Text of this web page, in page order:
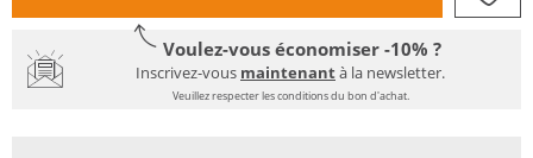
Voulez-vous économiser -10% ?
Inscrivez-vous maintenantà la newsletter.
Veuillez respecter les conditions du bon d'achat.